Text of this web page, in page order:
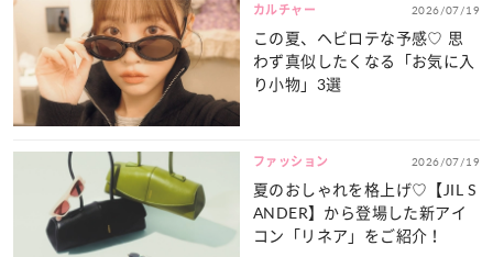
カルチャー 2026/07/19
この夏、ヘビロテな予感♡ 思
わず真似したくなる「お気に入
り小物」3選
ファッション 2026/07/19
夏のおしゃれを格上げ♡【JIL S
ANDER】から登場した新アイ
コン「リネア」をご紹介！